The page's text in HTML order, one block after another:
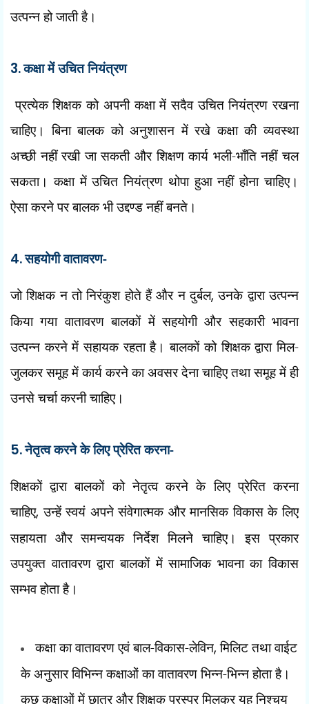
उत्पन्न हो जाती है।
3.कक्षा में उचित नियंत्रण
प्रत्येक शिक्षक को अपनी कक्षा में सदैव उचित नियंत्रण रखना
चाहिए। बिना बालक को अनुशासन में रखे कक्षा की व्यवस्था
अच्छी नहीं रखी जा सकती और शिक्षण कार्य भली-भाँति नहीं चल
सकता। कक्षा में उचित नियंत्रण थोपा हुआ नहीं होना चाहिए।
ऐसा करने पर बालक भी उद्दण्ड नहीं बनते।
4.सहयोगी वातावरण-
जो शिक्षक न तो निरंकुश होते हैं और न दुर्बल,उनके द्वारा उत्पन्न
किया गया वातावरण बालकों में सहयोगी और सहकारी भावना
उत्पन्न करने में सहायक रहता है। बालकों को शिक्षक द्वारा मिल-
जुलकर समूह में कार्य करने का अवसर देना चाहिए तथा समूह में ही
उनसे चर्चा करनी चाहिए।
5.नेतृत्व करने के लिए प्रेरित करना-
शिक्षकों द्वारा बालकों को नेतृत्व करने के लिए प्रेरित करना
चाहिए,उन्हें स्वयं अपने संवेगात्मक और मानसिक विकास के लिए
सहायता और समन्वयक निर्देश मिलने चाहिए। इस प्रकार
उपयुक्त वातावरण द्वारा बालकों में सामाजिक भावना का विकास
सम्भव होता है।
कक्षा का वातावरण एवं बाल-विकास-लेविन,मिलिट तथा वाईट
के अनुसार विभिन्न कक्षाओं का वातावरण भिन्न-भिन्न होता है।
कुछ कक्षाओं में छात्र और शिक्षक परस्पर मिलकर यह निश्चय